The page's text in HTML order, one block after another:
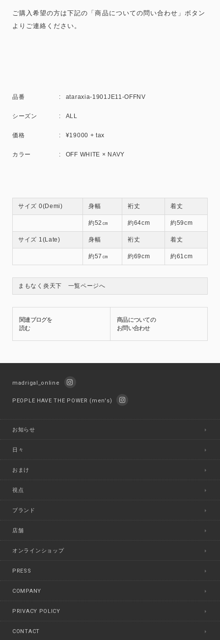
ご購入希望の方は下記の「商品についての問い合わせ」 ボタン
よりご連絡ください。
品番 ataraxia-1901JE11-OFFNV
シーズン ALL
価格 ¥19000 + tax
カラー OFF WHITE × NAVY
サイズ 0(Demi) 身幅 裄丈 着丈
約52㎝ 約64cm 約59cm
サイズ 1(Late) 身幅 裄丈 着丈
約57㎝ 約69cm 約61cm
まもなく炎天下 一覧ページへ
関連ブログを
読む
商品についての
お問い合わせ
madrigal_online
PEOPLE HAVE THE POWER (men's)
お知らせ
日々
おまけ
視点
ブランド
店舗
オンラインショップ
PRESS
COMPANY
PRIVACY POLICY
CONTACT